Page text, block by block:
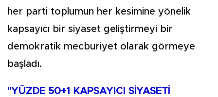
her parti toplumun her kesimine yönelik
kapsayıcı bir siyaset geliştirmeyi bir
demokratik mecburiyet olarak görmeye
başladı.
"YÜZDE 50+1 KAPSAYICI SİYASETİ